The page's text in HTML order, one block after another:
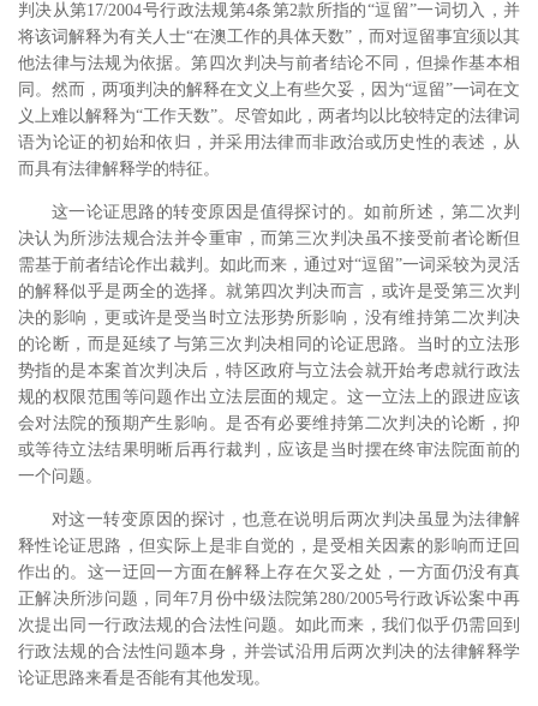
判决从第17/2004号行政法规第4条第2款所指的“逗留”一词切入，并
将该词解释为有关人士“在澳工作的具体天数”，而对逗留事宜须以其
他法律与法规为依据。第四次判决与前者结论不同，但操作基本相
同。然而，两项判决的解释在文义上有些欠妥，因为“逗留”一词在文
义上难以解释为“工作天数”。尽管如此，两者均以比较特定的法律词
语为论证的初始和依归，并采用法律而非政治或历史性的表述，从
而具有法律解释学的特征。
这一论证思路的转变原因是值得探讨的。如前所述，第二次判
决认为所涉法规合法并令重审，而第三次判决虽不接受前者论断但
需基于前者结论作出裁判。如此而来，通过对“逗留”一词采较为灵活
的解释似乎是两全的选择。就第四次判决而言，或许是受第三次判
决的影响，更或许是受当时立法形势所影响，没有维持第二次判决
的论断，而是延续了与第三次判决相同的论证思路。当时的立法形
势指的是本案首次判决后，特区政府与立法会就开始考虑就行政法
规的权限范围等问题作出立法层面的规定。这一立法上的跟进应该
会对法院的预期产生影响。是否有必要维持第二次判决的论断，抑
或等待立法结果明晰后再行裁判，应该是当时摆在终审法院面前的
一个问题。
对这一转变原因的探讨，也意在说明后两次判决虽显为法律解
释性论证思路，但实际上是非自觉的，是受相关因素的影响而迂回
作出的。这一迂回一方面在解释上存在欠妥之处，一方面仍没有真
正解决所涉问题，同年7月份中级法院第280/2005号行政诉讼案中再
次提出同一行政法规的合法性问题。如此而来，我们似乎仍需回到
行政法规的合法性问题本身，并尝试沿用后两次判决的法律解释学
论证思路来看是否能有其他发现。